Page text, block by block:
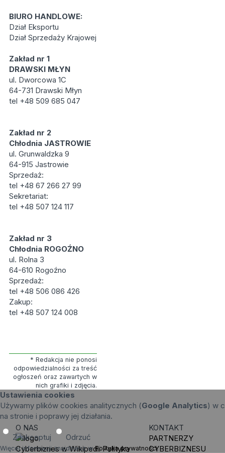
BIURO HANDLOWE:
Dział Eksportu
Dział Sprzedaży Krajowej
Zakład nr 1
DRAWSKI MŁYN
ul. Dworcowa 1C
64-731 Drawski Młyn
tel +48 509 685 047
Zakład nr 2
Chłodnia JASTROWIE
ul. Grunwaldzka 9
64-915 Jastrowie
Sprzedaż:
tel +48 67 266 27 99
Sekretariat:
tel +48 507 124 117
Zakład nr 3
Chłodnia ROGOŹNO
ul. Rolna 3
64-610 Rogoźno
Sprzedaż:
tel +48 506 086 426
Zakup:
tel +48 507 124 008
* Redakcja nie ponosi
odpowiedzialności za treść
ogłoszeń oraz zawartych w
nich grafiki i zdjęcia.
Ustawienia cookies
Używamy plików cookies analitycznych (Google Analytics) w
na stronie i poprawy jej działania.
Zaakceptuj Odrzuć
Więcej informacji znajdziesz wPolityka prywatności.
O NAS
Cyberbiznes w Wikipedii Polityka
KONTAKT
PARTNERZY
CYBERBIZNESU